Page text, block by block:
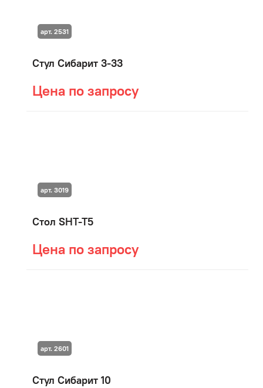
Стул Сибарит 3-33
Цена по запросу
арт. 2531
Стол SHT-T5
Цена по запросу
арт. 3019
Стул Сибарит 10
арт. 2601